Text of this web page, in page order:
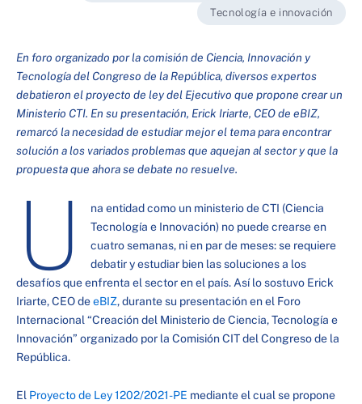
Tecnología e innovación
En foro organizado por la comisión de Ciencia, Innovación y
Tecnología del Congreso de la República, diversos expertos
debatieron el proyecto de ley del Ejecutivo que propone crear un
Ministerio CTI. En su presentación, Erick Iriarte, CEO de eBIZ,
remarcó la necesidad de estudiar mejor el tema para encontrar
solución a los variados problemas que aquejan al sector y que la
propuesta que ahora se debate no resuelve.
U
na entidad como un ministerio de CTI (Ciencia
Tecnología e Innovación) no puede crearse en
cuatro semanas, ni en par de meses: se requiere
debatir y estudiar bien las soluciones a los
desafíos que enfrenta el sector en el país. Así lo sostuvo Erick
Iriarte, CEO deeBIZ, durante su presentación en el Foro
Internacional “Creación del Ministerio de Ciencia, Tecnología e
Innovación” organizado por la Comisión CIT del Congreso de la
República.
El Proyecto de Ley 1202/2021-PE mediante el cual se propone